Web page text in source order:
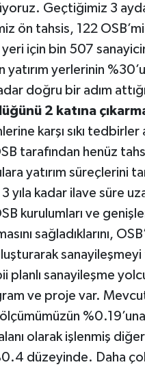
Geçtiğimiz 3
ön tahsis, 122
için bin 507
yerlerinin
doğru bir adım
2 katına
karşı sıkı tedbirler
tarafından henüz
yatırım süreçlerini
kadar ilave süre
kurulumları ve
sağladıklarını,
planlı sanayileşme
ve proje var.
olarak işlenmiş diğer
düzeyinde. Daha